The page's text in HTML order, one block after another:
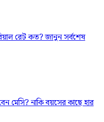
রেট কত? জানুন সর্বশেষ
মেসি? নাকি বয়সের কাছে হার